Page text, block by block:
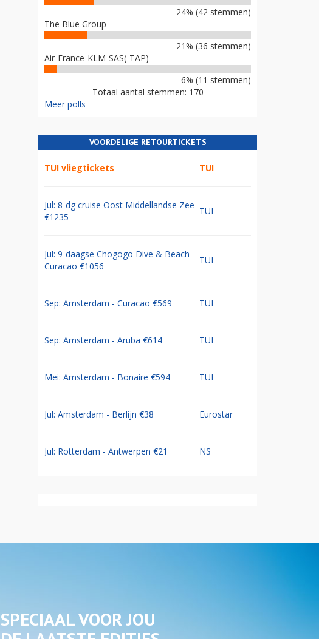
24% (42 stemmen)
The Blue Group
21% (36 stemmen)
Air-France-KLM-SAS(-TAP)
6% (11 stemmen)
Totaal aantal stemmen: 170
Meer polls
VOORDELIGE RETOURTICKETS
TUI vliegtickets TUI
Jul: 8-dg cruise Oost Middellandse Zee
€1235
TUI
Jul: 9-daagse Chogogo Dive & Beach
Curacao €1056
TUI
Sep: Amsterdam - Curacao €569 TUI
Sep: Amsterdam - Aruba €614 TUI
Mei: Amsterdam - Bonaire €594 TUI
Jul: Amsterdam - Berlijn €38 Eurostar
Jul: Rotterdam - Antwerpen €21 NS
SPECIAAL VOOR JOU